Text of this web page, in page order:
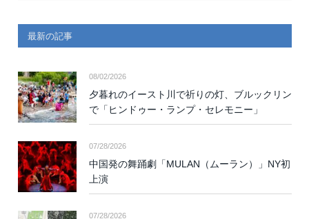
最新の記事
08/02/2026
夕暮れのイースト川で祈りの灯、ブルックリン
で「ヒンドゥー・ランプ・セレモニー」
07/28/2026
中国発の舞踊劇「MULAN（ムーラン）」NY初
上演
07/28/2026